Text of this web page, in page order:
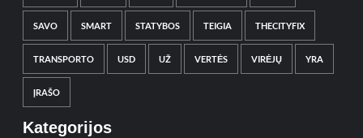
SAVO SMART STATYBOS TEIGIA THECITYFIX
TRANSPORTO USD UŽ VERTĖS VIRĖJŲ YRA
ĮRAŠO
Kategorijos